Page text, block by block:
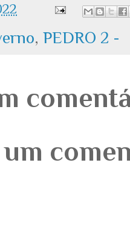
,PEDRO 2 -